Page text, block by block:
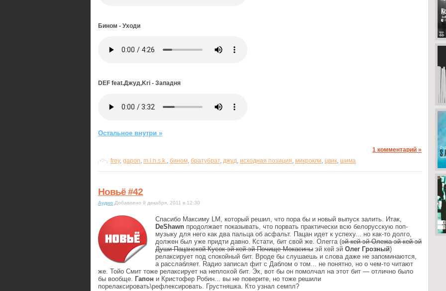
Бином - Уходи
DEF feat.Джуд,Kri - Западня
Остальное внутри »
1 комментарий »
frey, gapon m.i.n.s.k. бином братубрат, джуд исходная позиция микрокли цвик шима
Новьё #42
Аудио Добавлено 9 декабря, 2011 в 12:30
Спасибо Максиму LM, который решил, что пора бы и новый выпуск залить. Итак,
DeShawn продолжает показывать, что порвать практически всю белорусскую поп-
музыку для него как два пальца об асфальт. Пацан идет к успеху... но как-то долго,
должен был уже придти давно. Кстати, бит свой же. Олегга (эй кей эй Олежа эй кей эй
Души Пацанской Кусок эй кей эй Почище Мокасины эй кей эй Олег Грозный)
релаксирует под спокойный бит. Вроде бы слушаешь и слова даже не запоминаются,
а расслабляет. Rадио записал фит с Даблом о том... не понятно, но о чем-то читают
же. Тойо Смит тоже релаксирует на неплохой бит. Эх, вот бы он помолчал на этот бит — отлично было
бы вообще. Гапон и Кристофер Робин... вы не поверите, но тоже решили
порелаксировать\рефлексировать. Грустняшка. Кто узнал семпл?